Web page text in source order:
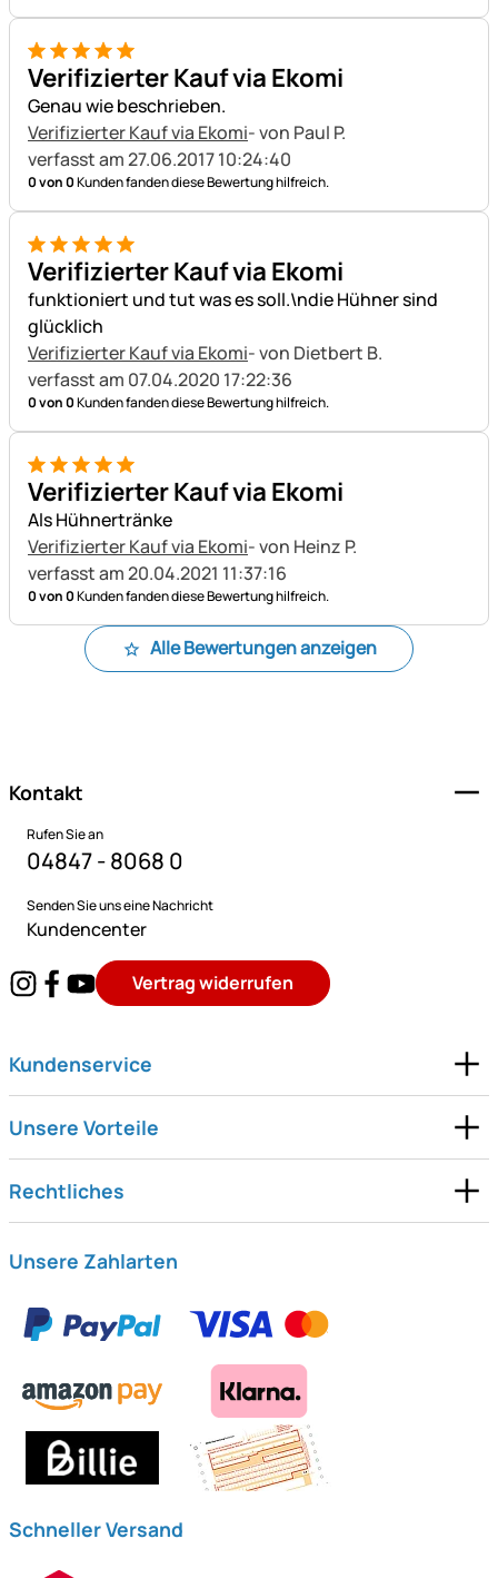
5 von 5
Verifizierter Kauf via Ekomi
Genau wie beschrieben.
Verifizierter Kauf via Ekomi- von Paul P.
verfasst am 27.06.2017 10:24:40
0 von 0Kunden fanden diese Bewertung hilfreich.
5 von 5
Verifizierter Kauf via Ekomi
funktioniert und tut was es soll.\ndie Hühner sind
glücklich
Verifizierter Kauf via Ekomi- von Dietbert B.
verfasst am 07.04.2020 17:22:36
0 von 0Kunden fanden diese Bewertung hilfreich.
5 von 5
Verifizierter Kauf via Ekomi
Als Hühnertränke
Verifizierter Kauf via Ekomi- von Heinz P.
verfasst am 20.04.2021 11:37:16
0 von 0Kunden fanden diese Bewertung hilfreich.
Alle Bewertungen anzeigen
Kontakt
Rufen Sie an
04847 - 8068 0
Senden Sie uns eine Nachricht
Kundencenter
Vertrag widerrufen
Kundenservice
Unsere Vorteile
Rechtliches
Unsere Zahlarten
Schneller Versand